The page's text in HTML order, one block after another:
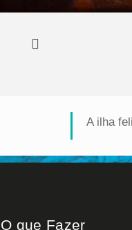
A ilha
O que Fazer